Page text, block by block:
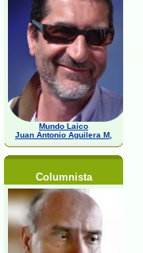
Mundo Laico
Juan Antonio Aguilera M,
Columnista